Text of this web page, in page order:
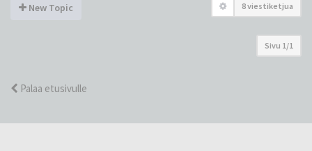
New Topic 8 viestiketjua
Sivu 1/1
Palaa etusivulle